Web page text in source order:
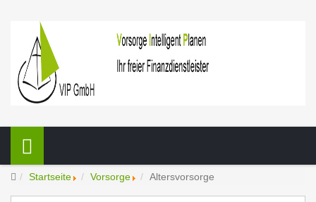
Startseite Vorsorge Altersvorsorge